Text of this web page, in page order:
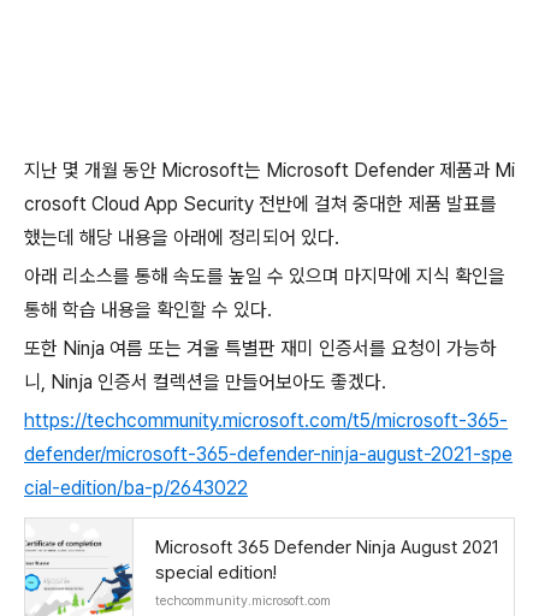
지난 몇 개월 동안 Microsoft는 Microsoft Defender 제품과 Mi
crosoft Cloud App Security 전반에 걸쳐 중대한 제품 발표를
했는데 해당 내용을 아래에 정리되어 있다.
아래 리소스를 통해 속도를 높일 수 있으며 마지막에 지식 확인을
통해 학습 내용을 확인할 수 있다.
또한 Ninja 여름 또는 겨울 특별판 재미 인증서를 요청이 가능하
니, Ninja 인증서 컬렉션을 만들어보아도 좋겠다.
https://techcommunity.microsoft.com/t5/microsoft-365-
defender/microsoft-365-defender-ninja-august-2021-spe
cial-edition/ba-p/2643022
Microsoft 365 Defender Ninja August 2021
special edition!
techcommunity.microsoft.com